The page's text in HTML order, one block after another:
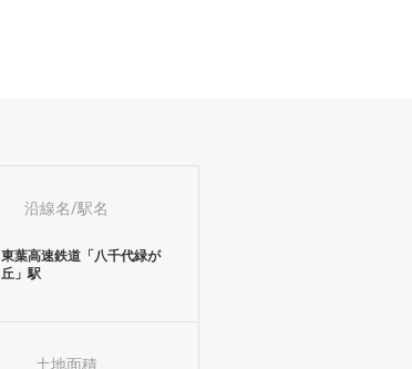
沿線名/駅名
東葉高速鉄道「八千代緑が
丘」駅
土地面積